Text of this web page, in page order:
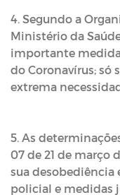
4. Segundo a
Ministério da
importante
do Coronavírus; só
extrema
5. As
07 de 21 de março
sua desobediência
policial e medidas